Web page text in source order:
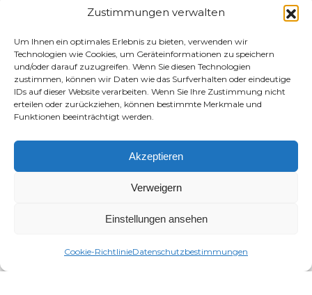
Zustimmungen verwalten
Um Ihnen ein optimales Erlebnis zu bieten, verwenden wir
Technologien wie Cookies, um Geräteinformationen zu speichern
und/oder darauf zuzugreifen. Wenn Sie diesen Technologien
zustimmen, können wir Daten wie das Surfverhalten oder eindeutige
IDs auf dieser Website verarbeiten. Wenn Sie Ihre Zustimmung nicht
erteilen oder zurückziehen, können bestimmte Merkmale und
Funktionen beeinträchtigt werden.
Akzeptieren
Verweigern
Einstellungen ansehen
Cookie-RichtlinieDatenschutzbestimmungen
VERBINDEN WIR UNS
Datenschutzbestimmungen
Bedingungen und
Konditionen
Erklärung zur Zugänglichkeit